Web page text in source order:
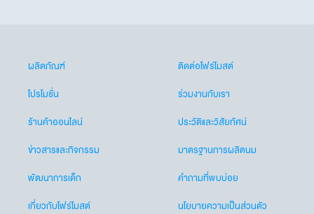
ผลิตภัณฑ์
โปรโมชั่น
ร้านค้าออนไลน์
ข่าวสารและกิจกรรม
พัฒนาการเด็ก
เกี่ยวกับโฟร์โมสต์
ติดต่อโฟร์โมสต์
ร่วมงานกับเรา
ประวัติและวิสัยทัศน์
มาตรฐานการผลิตนม
คำถามที่พบบ่อย
นโยบายความเป็นส่วนตัว